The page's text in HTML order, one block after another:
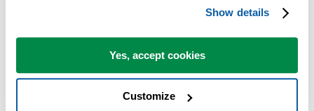
Show details
Yes, accept cookies
Customize